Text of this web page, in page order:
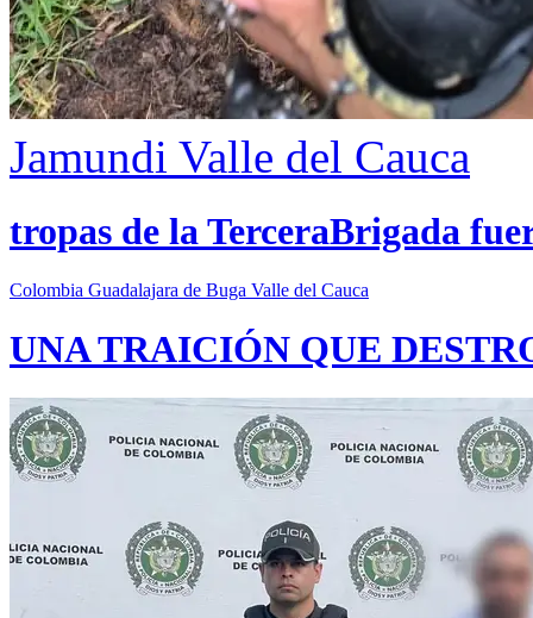
Jamundi Valle del Cauca
tropas de la TerceraBrigada
Colombia Guadalajara de Buga Valle del Cauca
UNA TRAICIÓN QUE